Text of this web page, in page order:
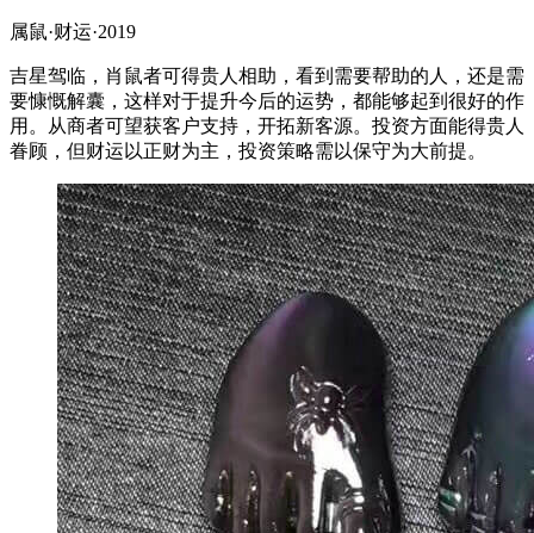
属鼠·财运·2019
吉星驾临，肖鼠者可得贵人相助，看到需要帮助的人，还是需
要慷慨解囊，这样对于提升今后的运势，都能够起到很好的作
用。从商者可望获客户支持，开拓新客源。投资方面能得贵人
眷顾，但财运以正财为主，投资策略需以保守为大前提。